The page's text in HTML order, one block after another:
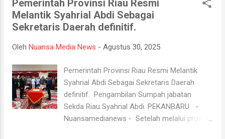
pembakaran Kantor DPRD Kota Makassar,
tiga diantaranya dinyatakan meninggal dunia
diduga terjebak di dalam ruangan saat terjadi
Kota Makassar M Fadli di Makassar, Sulawesi
tewas tersebut yakni Sarinawati (26) jenis
kelamin perempuan, Staf DPRD Makassar.
Ditemukan tim evakuasi dalam kondisi
hangus terbakar dan telah dibawa ke Rumah
Pemerintah Provinsi Riau Resmi
Melantik Syahrial Abdi Sebagai
Sekretaris Daerah definitif.
Oleh Nuansa Media News - Agustus 30, 2025
Pemerintah Provinsi Riau Resmi Melantik
Syahrial Abdi Sebagai Sekretaris Daerah
definitif. Pengambilan Sumpah jabatan
Sekda Riau Syahrial Abdi. PEKANBARU -
Nuansamedianews - Setelah melalui proses